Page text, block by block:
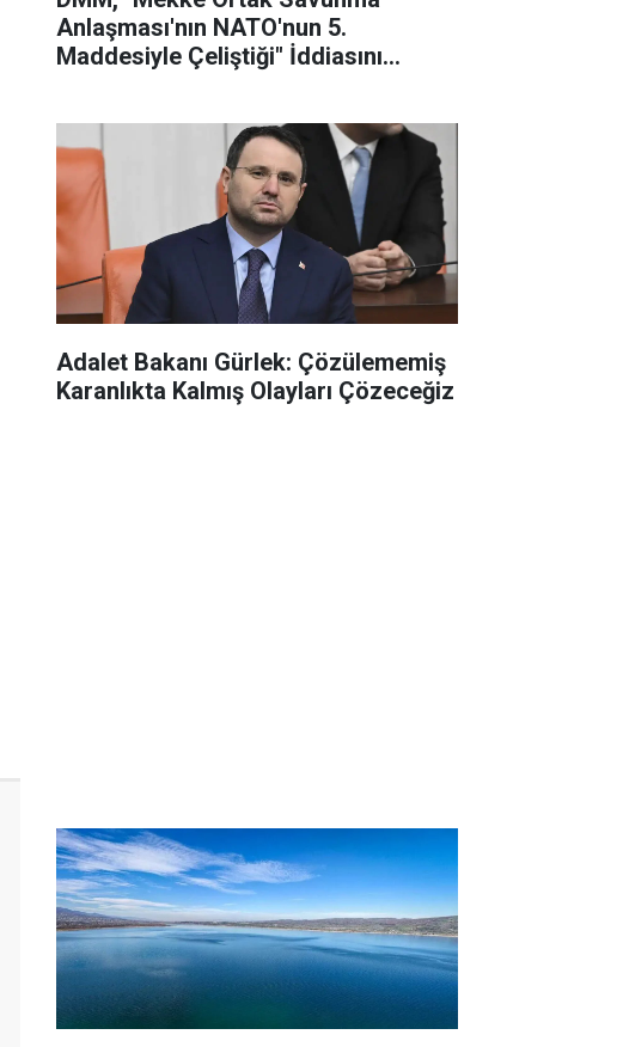
Anlaşması'nın NATO'nun 5.
Maddesiyle Çeliştiği" İddiasını
Adalet Bakanı Gürlek: Çözülememiş
Karanlıkta Kalmış Olayları Çözeceğiz